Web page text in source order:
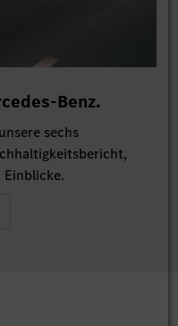
Benz.
sechs